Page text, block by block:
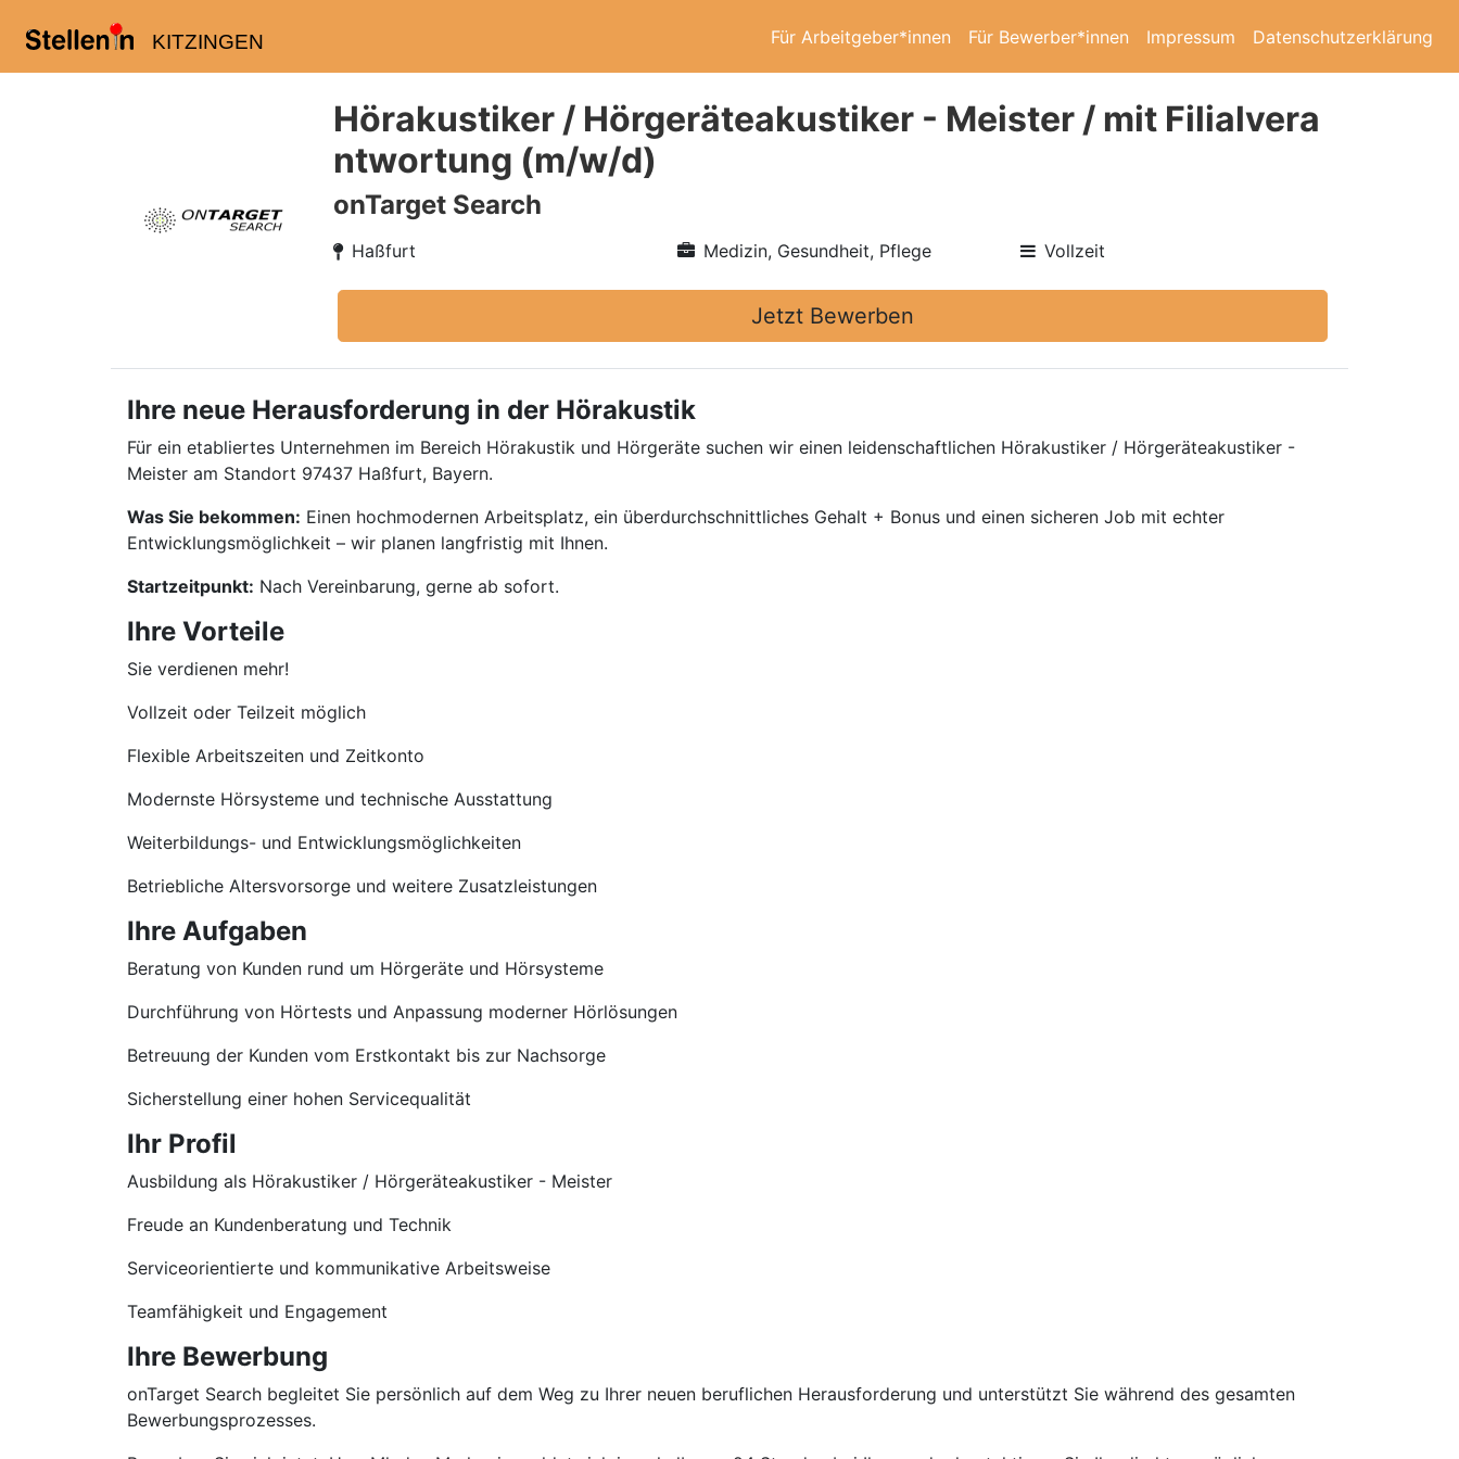
KITZINGEN Für Arbeitgeber*innen Für Bewerber*innen Impressum Datenschutzerklärung
Hörakustiker / Hörgeräteakustiker - Meister / mit Filialvera
ntwortung (m/w/d)
onTarget Search
Haßfurt Medizin, Gesundheit, Pflege Vollzeit
Jetzt Bewerben
Ihre neue Herausforderung in der Hörakustik
Für ein etabliertes Unternehmen im Bereich Hörakustik und Hörgeräte suchen wir einen leidenschaftlichen Hörakustiker / Hörgeräteakustiker -
Meister am Standort 97437 Haßfurt, Bayern.
Was Sie bekommen: Einen hochmodernen Arbeitsplatz, ein überdurchschnittliches Gehalt + Bonus und einen sicheren Job mit echter
Entwicklungsmöglichkeit – wir planen langfristig mit Ihnen.
Startzeitpunkt: Nach Vereinbarung, gerne ab sofort.
Ihre Vorteile
Sie verdienen mehr!
Vollzeit oder Teilzeit möglich
Flexible Arbeitszeiten und Zeitkonto
Modernste Hörsysteme und technische Ausstattung
Weiterbildungs- und Entwicklungsmöglichkeiten
Betriebliche Altersvorsorge und weitere Zusatzleistungen
Ihre Aufgaben
Beratung von Kunden rund um Hörgeräte und Hörsysteme
Durchführung von Hörtests und Anpassung moderner Hörlösungen
Betreuung der Kunden vom Erstkontakt bis zur Nachsorge
Sicherstellung einer hohen Servicequalität
Ihr Profil
Ausbildung als Hörakustiker / Hörgeräteakustiker - Meister
Freude an Kundenberatung und Technik
Serviceorientierte und kommunikative Arbeitsweise
Teamfähigkeit und Engagement
Ihre Bewerbung
onTarget Search begleitet Sie persönlich auf dem Weg zu Ihrer neuen beruflichen Herausforderung und unterstützt Sie während des gesamten
Bewerbungsprozesses.